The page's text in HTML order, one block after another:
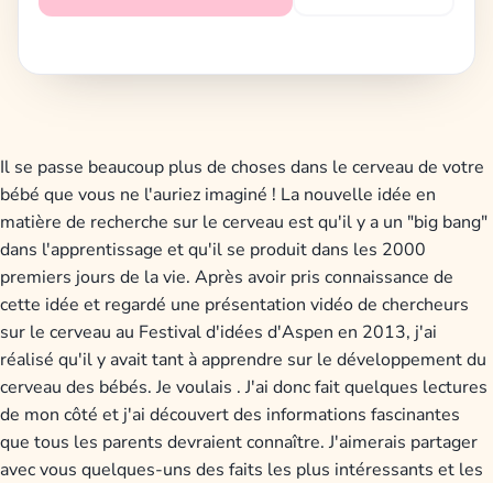
Il se passe beaucoup plus de choses dans le cerveau de votre
bébé que vous ne l'auriez imaginé ! La nouvelle idée en
matière de recherche sur le cerveau est qu'il y a un "big bang"
dans l'apprentissage et qu'il se produit dans les 2000
premiers jours de la vie. Après avoir pris connaissance de
cette idée et regardé une présentation vidéo de chercheurs
sur le cerveau au Festival d'idées d'Aspen en 2013, j'ai
réalisé qu'il y avait tant à apprendre sur le développement du
cerveau des bébés. Je voulais . J'ai donc fait quelques lectures
de mon côté et j'ai découvert des informations fascinantes
que tous les parents devraient connaître. J'aimerais partager
avec vous quelques-uns des faits les plus intéressants et les